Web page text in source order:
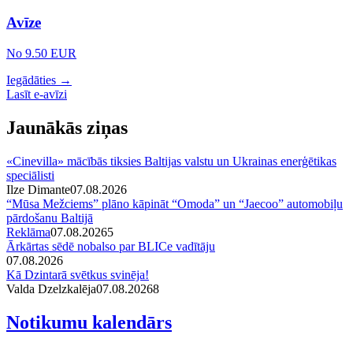
Avīze
No 9.50 EUR
Iegādāties →
Lasīt e-avīzi
Jaunākās ziņas
«Cinevilla» mācībās tiksies Baltijas valstu un Ukrainas enerģētikas
speciālisti
Ilze Dimante07.08.2026
“Mūsa Mežciems” plāno kāpināt “Omoda” un “Jaecoo” automobiļu
pārdošanu Baltijā
Reklāma07.08.20265
Ārkārtas sēdē nobalso par BLICe vadītāju
07.08.2026
Kā Dzintarā svētkus svinēja!
Valda Dzelzkalēja07.08.20268
Notikumu kalendārs